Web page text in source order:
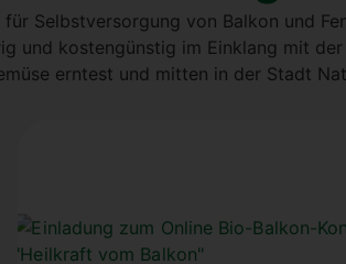
Selbst­ver­sor­gung von Bal­kon und
und kos­ten­güns­tig im Ein­klang mit
ern­test und mit­ten in der Stadt